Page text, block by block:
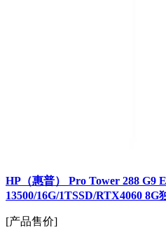
HP（惠普） Pro Tower 288 G9
13500/16G/1TSSD/RTX4060 8G
[产品售价]